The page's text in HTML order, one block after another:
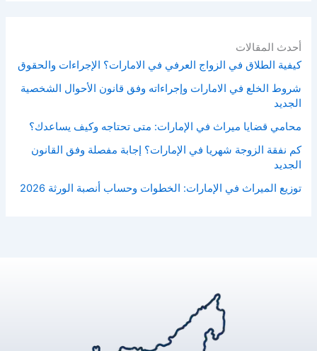
أحدث المقالات
كيفية الطلاق في الزواج العرفي في الامارات؟ الإجراءات والحقوق
شروط الخلع في الامارات وإجراءاته وفق قانون الأحوال الشخصية
الجديد
محامي قضايا ميراث في الإمارات: متى تحتاجه وكيف يساعدك؟
كم نفقة الزوجة شهريا في الإمارات؟ إجابة مفصلة وفق القانون
الجديد
توزيع الميراث في الإمارات: الخطوات وحساب أنصبة الورثة 2026